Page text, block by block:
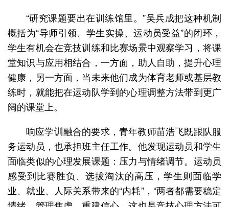
“研究课题要出在训练馆里。”吴兵成把这种机制
概括为“导师引领、学生实操、运动员受益”的闭环，
学生有机会在竞技训练和比赛场景中观察学习，将课
堂知识与应用相结合，一方面，助人自助，提升心理
健康，另一方面，当未来他们成为体育老师或基层教
练时，就能把在运动队学到的心理调整方法带到更广
阔的课堂上。
响应学训融合的要求，青年教师苗浩飞既跟队服
务运动员，也承担班主任工作。他发现运动员和学生
面临类似的心理发展课题：压力与情绪调节。运动员
感受到比赛胜负、选拔淘汰的高压，学生则面临学
业、就业、人际关系带来的“内耗”，“两者都需要稳定